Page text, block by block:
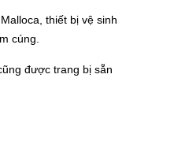
thiết bị vệ sinh
cúng.
được trang bị sẵn